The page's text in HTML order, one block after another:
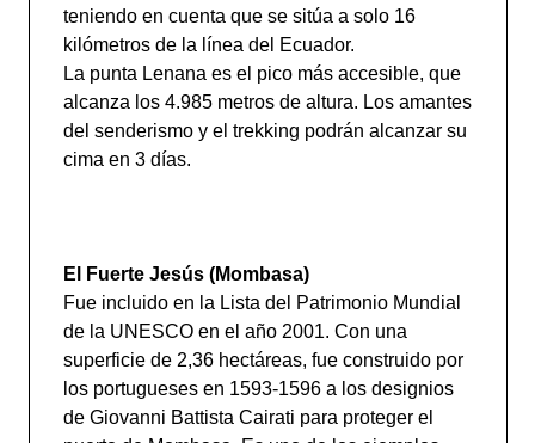
teniendo en cuenta que se sitúa a solo 16
kilómetros de la línea del Ecuador.
La punta Lenana es el pico más accesible, que
alcanza los 4.985 metros de altura. Los amantes
del senderismo y el trekking podrán alcanzar su
cima en 3 días.
El Fuerte Jesús (Mombasa)
Fue incluido en la Lista del Patrimonio Mundial
de la UNESCO en el año 2001. Con una
superficie de 2,36 hectáreas, fue construido por
los portugueses en 1593-1596 a los designios
de Giovanni Battista Cairati para proteger el